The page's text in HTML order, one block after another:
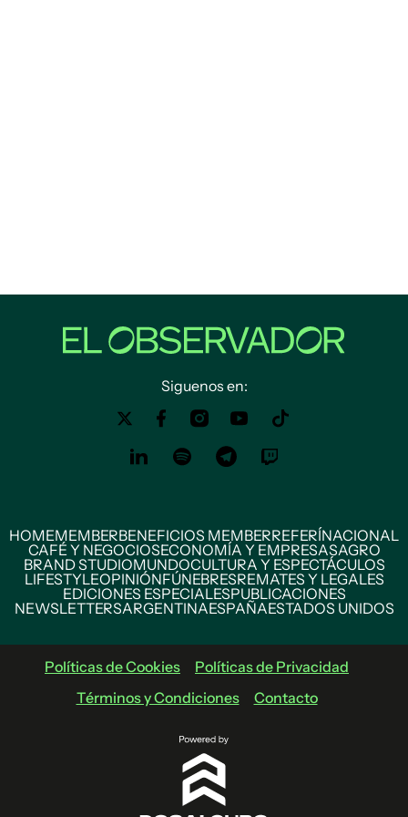
Siguenos en:
HOMEMEMBERBENEFICIOS MEMBERREFERÍNACIONAL
CAFÉ Y NEGOCIOSECONOMÍA Y EMPRESASAGRO
BRAND STUDIOMUNDOCULTURA Y ESPECTÁCULOS
LIFESTYLEOPINIÓNFÚNEBRESREMATES Y LEGALES
EDICIONES ESPECIALESPUBLICACIONES
NEWSLETTERSARGENTINAESPAÑAESTADOS UNIDOS
Políticas de Cookies
Políticas de Privacidad
Términos y Condiciones
Contacto